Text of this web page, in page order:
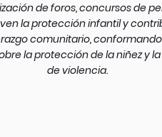
de foros, concursos de
la protección infantil y
comunitario,
la protección de la niñez y
de violencia.